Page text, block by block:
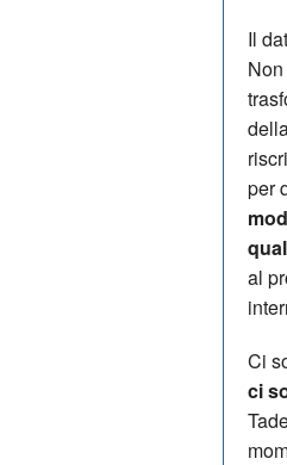
Il
per
al
Ci
ci